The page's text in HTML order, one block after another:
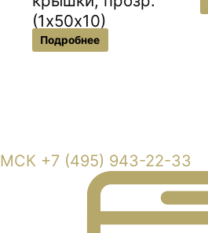
(1х50х10)
Подробнее
МСК +7 (495) 943-22-33